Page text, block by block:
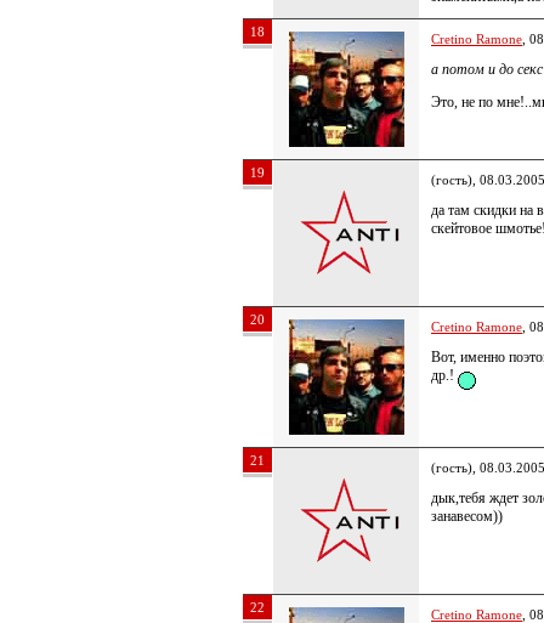
18 Cretino Ramone ,
а потом и до
Это, не по
19 (гость),
да там скидки на
скейтовое
20 Cretino Ramone ,
Вот, именно
др.!
21 (гость),
дык,тебя ждет
занавесом))
22 Cretino Ramone ,